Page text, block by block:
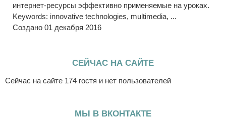
интернет-ресурсы эффективно применяемые на уроках.
Keywords: innovative technologies, multimedia, ...
Создано 01 декабря 2016
СЕЙЧАС НА САЙТЕ
Сейчас на сайте 174 гостя и нет пользователей
МЫ В ВКОНТАКТЕ